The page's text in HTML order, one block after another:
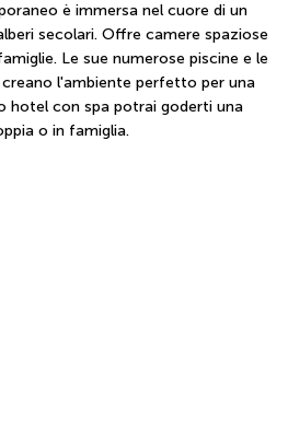
è immersa nel cuore di un
secolari. Offre camere spaziose
Le sue numerose piscine e le
l'ambiente perfetto per una
hotel con spa potrai goderti una
o in famiglia.